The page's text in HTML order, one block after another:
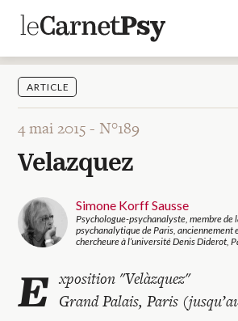
Articles
A la une
Adolescence
Dispositif
Enfance
Périnatalité
Psychanalyse
Psychopathologie
Soin
Auteurs
Blocs-notes
ARTICLE
4 mai 2015 -N°189
Velazquez
Simone Korff Sausse
Psychologue-psychanalyste, membre de
psychanalytique de Paris, anciennement
chercheure à l’université Denis Diderot,
E xposition "Velàzquez"
Grand Palais, Paris